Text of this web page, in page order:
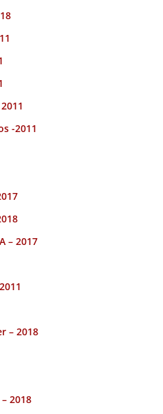
-2011
– 2017
– 2018
2018